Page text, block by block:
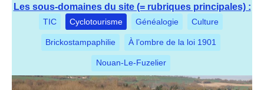
Les sous-domaines du site (= rubriques principales) :
TIC Cyclotourisme Généalogie Culture
Brickostampaphilie À l’ombre de la loi 1901
Nouan-Le-Fuzelier